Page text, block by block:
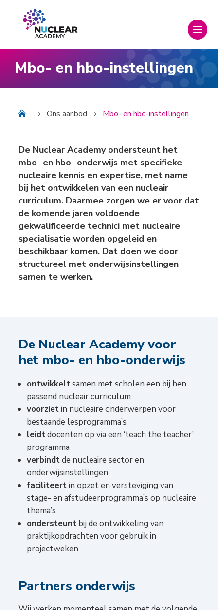
Mbo- en hbo-instellingen
5 Ons aanbod 5 Mbo- en hbo-instellingen
De Nuclear Academy ondersteunt het
mbo- en hbo- onderwijs met specifieke
nucleaire kennis en expertise, met name
bij het ontwikkelen van een nucleair
curriculum. Daarmee zorgen we er voor dat
de komende jaren voldoende
gekwalificeerde technici met nucleaire
specialisatie worden opgeleid en
beschikbaar komen. Dat doen we door
structureel met onderwijsinstellingen
samen te werken.
De Nuclear Academy voor
het mbo- en hbo-onderwijs
ontwikkeltsamen met scholen een bij hen
passend nucleair curriculum
voorzietin nucleaire onderwerpen voor
bestaande lesprogramma’s
leidtdocenten op via een ‘teach the teacher’
programma
verbindtde nucleaire sector en
onderwijsinstellingen
faciliteertin opzet en versteviging van
stage- en afstudeerprogramma’s op nucleaire
thema’s
ondersteunt bij de ontwikkeling van
praktijkopdrachten voor gebruik in
projectweken
Partners onderwijs